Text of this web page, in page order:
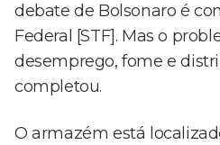
debate de Bolsonaro é
Federal [STF]. Mas o
desemprego, fome e
completou.
O armazém está